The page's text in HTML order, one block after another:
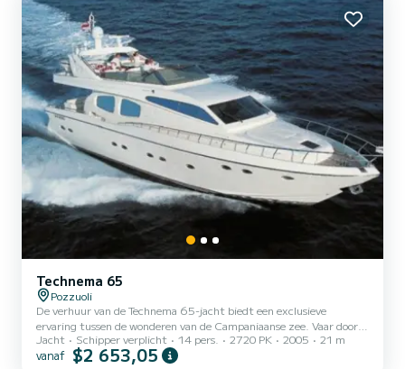
Technema 65
Pozzuoli
De verhuur van de Technema 65-jacht biedt een exclusieve
ervaring tussen de wonderen van de Campaniaanse zee. Vaar door
de kristalheldere wateren van de meest fascinerende eilanden, zoals
Capri, of laat je betoveren door de tijdloze schoonheid van de
Jacht Schipper verplicht 14 pers. 2720 PK 2005 21 m
vanaf $2 653,05